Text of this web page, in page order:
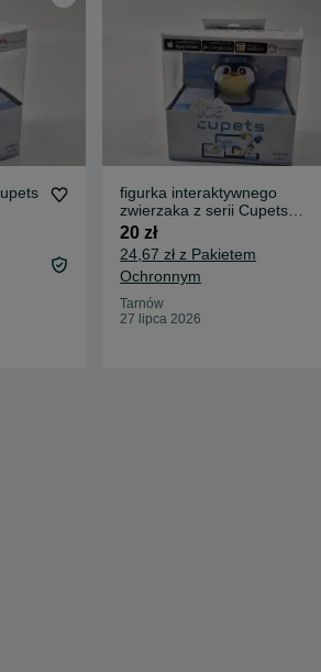
figurka interaktywnego
zwierzaka z serii Cupets
(model pingwin)
20 zł
24,67 zł z Pakietem
Ochronnym
Tarnów
27 lipca 2026